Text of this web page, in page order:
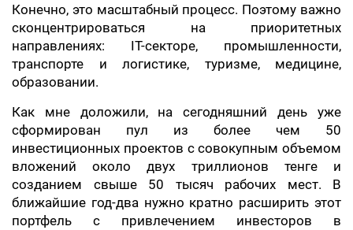
Конечно, это масштабный процесс. Поэтому важно
сконцентрироваться на приоритетных
направлениях: IT-секторе, промышленности,
транспорте и логистике, туризме, медицине,
образовании.
Как мне доложили, на сегодняшний день уже
сформирован пул из более чем 50
инвестиционных проектов с совокупным объемом
вложений около двух триллионов тенге и
созданием свыше 50 тысяч рабочих мест. В
ближайшие год-два нужно кратно расширить этот
портфель с привлечением инвесторов в